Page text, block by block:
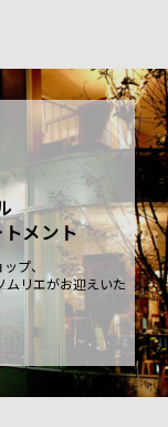
メント
プ、
ムリエがお迎えいた